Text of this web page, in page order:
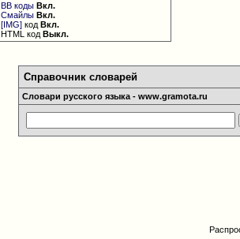
BB коды Вкл.
Смайлы Вкл.
[IMG] кодВкл.
HTML кодВыкл.
Справочник словарей
Словари русского языка - www.gramota.ru